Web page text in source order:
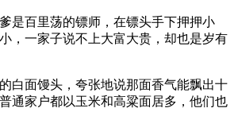
是百里荡的镖师，在镖头手下押押小
，一家子说不上大富大贵，却也是岁有
白面馒头，夸张地说那面香气能飘出十
通家户都以玉米和高粱面居多，他们也